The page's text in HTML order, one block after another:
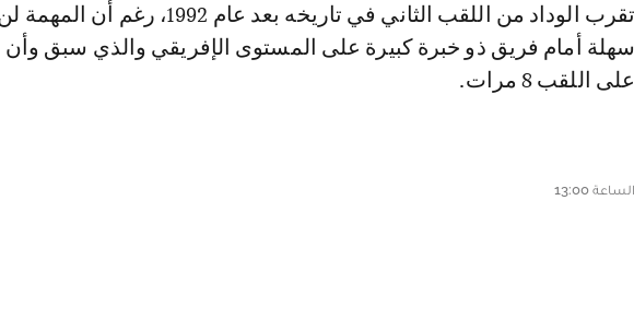
تقرب الوداد من اللقب الثاني في تاريخه بعد عام 1992،
سهلة أمام فريق ذو خبرة كبيرة على المستوى الإفريقي والذي سبق
على اللقب 8 مرات.